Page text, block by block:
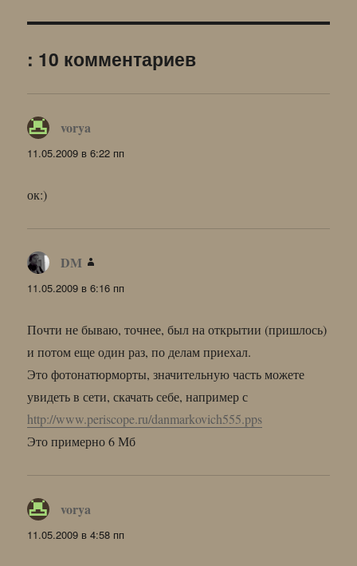
: 10 комментариев
vorya
11.05.2009 в 6:22 пп
ок:)
DM
11.05.2009 в 6:16 пп
Почти не бываю, точнее, был на открытии (пришлось)
и потом еще один раз, по делам приехал.
Это фотонатюрморты, значительную часть можете
увидеть в сети, скачать себе, например с
http://www.periscope.ru/danmarkovich555.pps
Это примерно 6 Мб
vorya
11.05.2009 в 4:58 пп